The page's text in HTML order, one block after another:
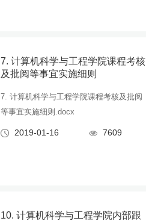
7. 计算机科学与工程学院课程考核
及批阅等事宜实施细则
7. 计算机科学与工程学院课程考核及批阅
等事宜实施细则.docx
2019-01-16 7609
10. 计算机科学与工程学院内部跟